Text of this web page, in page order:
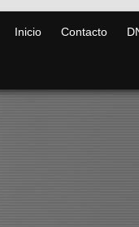
Inicio Contacto